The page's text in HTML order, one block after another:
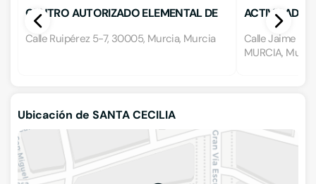
CENTRO AUTORIZADO ELEMENTAL DE
DANZA FLEXION
Calle Ruipérez 5-7, 30005, Murcia, Murcia
ACTIVIDADES
MURALMUR
Calle Jaime I
MURCIA,
Ubicación de SANTA CECILIA